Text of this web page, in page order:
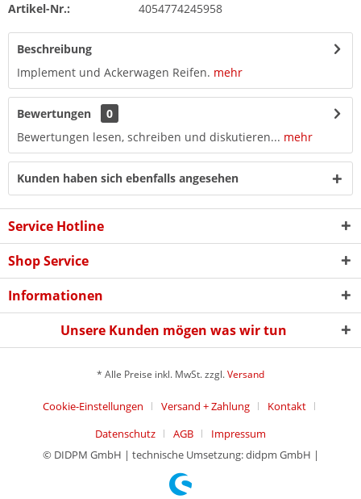
Artikel-Nr.: 4054774245958
Beschreibung
Implement und Ackerwagen Reifen. mehr
Bewertungen
0
Bewertungen lesen, schreiben und diskutieren... mehr
Kunden haben sich ebenfalls angesehen
Service Hotline
Shop Service
Informationen
Unsere Kunden mögen was wir tun
* Alle Preise inkl. MwSt. zzgl.Versand
Cookie-Einstellungen Versand + Zahlung
Kontakt
Datenschutz
AGB
Impressum
© DIDPM GmbH | technische Umsetzung: didpm GmbH |